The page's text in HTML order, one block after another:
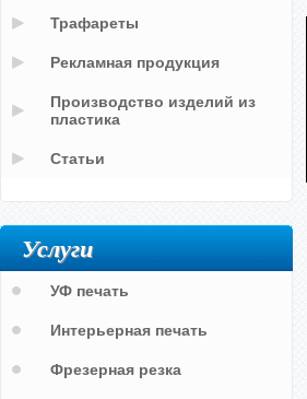
Трафареты
Рекламная продукция
Производство изделий из
пластика
Статьи
Услуги
УФ печать
Интерьерная печать
Фрезерная резка